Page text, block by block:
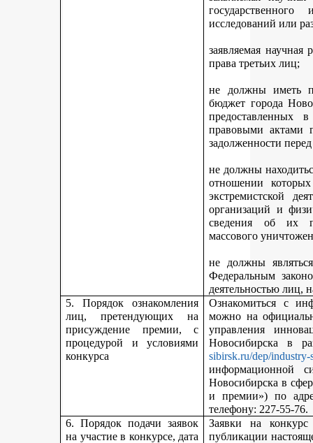
исследований или
заявляемая
права третьих лиц;
не должны иметь
бюджет города
предоставленных
правовыми актами
задолженности
не должны
отношении
экстремистской
организаций и
сведения об их
массового
не должны
Федеральным
деятельностью лиц,
5. Порядок ознакомления
лиц, претендующих на
присуждение премии, с
процедурой и условиями
конкурса
Ознакомиться с
можно на
управления
Новосибирска в
sibirsk.ru/dep/industry-
информационной
Новосибирска в
и премии») по
телефону: 227-55-76.
6. Порядок подачи заявок
на участие в конкурсе, дата
Заявки на
публикации